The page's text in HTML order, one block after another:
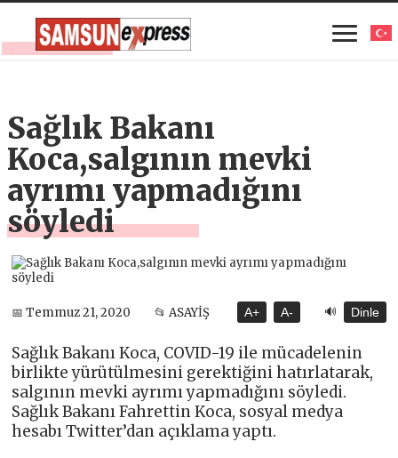
Sağlık Bakanı
Koca,salgının mevki
ayrımı yapmadığını
söyledi
📅 Temmuz 21, 2020 📂 ASAYİŞ A+ A- 🔊 Dinle
Sağlık Bakanı Koca, COVID-19 ile mücadelenin
birlikte yürütülmesini gerektiğini hatırlatarak,
salgının mevki ayrımı yapmadığını söyledi.
Sağlık Bakanı Fahrettin Koca, sosyal medya
hesabı Twitter’dan açıklama yaptı.